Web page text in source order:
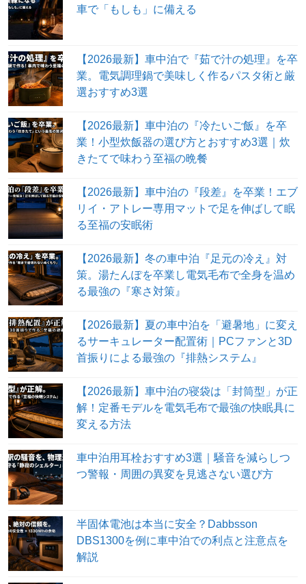
車で「もしも」に備える
【2026最新】車中泊で『茹で汁の処理』を卒
業。電気調理鍋で美味しく作るパスタ術と厳
選おすすめ3選
【2026最新】車中泊の『冷たいご飯』を卒
業！小型炊飯器の選び方とおすすめ3選｜炊
きたてで味わう至福の晩餐
【2026最新】車中泊の『段差』を卒業！エブ
リイ・アトレー専用マットで足を伸ばして眠
る至福の安眠術
【2026最新】冬の車中泊『足元の冷え』対
策。湯たんぽを卒業し電気毛布で全身を温め
る最強の『寒さ対策』
【2026最新】夏の車中泊を「避暑地」に変え
るサーキュレーター配置術｜PCファンと3D
首振りによる最強の『排熱システム』
【2026最新】車中泊の寝袋は「封筒型」が正
解！定番モデルを電気毛布で最強の快眠具に
変える方法
車中泊用耳栓おすすめ3選｜騒音を減らしつ
つ警報・周囲の異変を見逃さない選び方
半固体電池は本当に安全？Dabbsson
DBS1300を例に車中泊での利点と注意点を
解説